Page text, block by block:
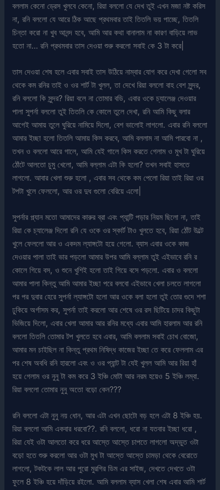
বললাম কেনো ড্রেস খুলবে কেনো, রিয়া বললো যে দেখ তুই এখন মজা নষ্ট করিস
না, রনি বললো যে আরে ঠিক আছে প্রথমবার তাই তিতলি ভয় পাচ্ছে, তিতলি
চিন্তা করো না খুব আনন্দ হবে, আমি আর কথা বানালাম না কারণ বাড়িয়ে লাভ
হতো না… রনি প্রথমবার তাস দেওয়া শুরু করলো সবাই কে 3 টা করে|
তাস দেওয়া শেষ হলে এবার সবাই তাস উঠিয়ে নাম্বার যোগ করে দেখা গেলো সব
থেকে কম রনির তাই ও ওর শার্ট টা খুলল, তা দেখে রিয়া বললো বাহ বেশ সুন্দর,
রনি বললো কি সুন্দর? রিয়া বলে না তোমার বডি, এবার ওকে চ্যালেঞ্জ দেওয়ার
পালা সুপর্না বললো তুই তিতলি কে কোলে তুলে দেখা, রনি আমি কিছু বলার
আগেই আমায় তুলে ঘুরিয়ে নামিয়ে দিলো, বেশ ভালোই লাগলো. এবার রনি বললো
আমার ইচ্ছা হলো তিতলি আমায় কিস করবে, আমি বললাম না আমি পারবো না ,
তখন ও বললো আরে গালে, আমি যেই গালে কিস করতে গেলাম ও মুখ টা ঘুরিয়ে
ঠোঁটে আলতো চুমু খেলো, আমি বল্লাম এটা কি হলো? তখন সবাই হাসতে
লাগলো. আবার খেলা শুরু হলো , এবার সব থেকে কম পেলো রিয়া তাই রিয়া ওর
টপটা খুলে ফেললো, আর ওর দুধ গুলো বেরিয়ে এলো|
সুপর্নার প্ল্যান মতো আমাদের কারুর ব্রা এবং প্যান্টি পড়ার নিয়ম ছিলো না, তাই
রিয়া কে চ্যালেঞ্জ দিলো রনি যে ওকে ওর স্কার্ট টাও খুলতে হবে, রিয়া ঠোঁট উল্টে
খুলে ফেললো আর ও একদম ল্যাঙ্গটো হয়ে গেলো. ব্যাস এবার ওকে কাজ
দেওয়ার পালা তাই ভার পড়লো আমার উপর আমি বল্লাম তুই এইভাবে রনি র
কোলে গিয়ে বস, ও শুনে খুশিই হলো তাই গিয়ে বসে পড়লো. এবার ও বললো
আমার পালা কিন্তু আমি আমার ইচ্ছা পরে বলবো এইভাবে খেলা চলতে লাগলো
পর পর দুবার হেরে সুপর্না ল্যাঙ্গটো হলো আর ওকে বলা হলো তুই তোর গুদে শশা
ঢুকিয়ে অর্গাসম কর, সুপর্না তাই করলো আর শেষে ওর রস ছিটিয়ে চাদর কিছুটা
ভিজিয়ে দিলো, এবার খেলা আমার আর রনির মধ্যে এবার আমি হারলাম আর রনি
বললো তিতলি তোমার টপ খুলতে হবে এবার, আমি বললাম সবাই চোখ বোজো,
আমার মন চাইছিল না কিন্তু প্রথম নিষিদ্ধ কাজের ইচ্ছা তে করে ফেললাম এর
পর শেষ অবধি রনি হারলো এবং ও ওর প্যান্ট টা যেই খুলল আমি আর রিয়া হাঁ
হয়ে গেলাম ওর নুনু টা কম করে 3 ইঞ্চি মোটা আর নরম হয়েও 5 ইঞ্চি লম্বা.
রিয়া বললো তোমার নুনু অতো বড়ো কেন???
রনি বললো এটা নুনু নয় ধোন, আর এটা এখন ছোটো বড় হলে এটা 8 ইঞ্চি হয়.
রিয়া বললো আমি একবার ধরবো??. রনি বললো, ধরো না যতবার ইচ্ছা ধরো ,
রিয়া যেই ওটা আলতো করে ধরে আস্তে আস্তে চাপতে লাগলো অদ্ভুত ওটা
বড়ো হতে শুরু করলো আর ওটা মুখ টা আস্তে আস্তে চামড়া থেকে বেরোতে
লাগলো, টকটকে লাল আর পুরো মুরগির ডিম এর সাইজ, দেখতে দেখতে ওটা
ফুলে 8 ইঞ্চি হয়ে দাঁড়িয়ে রইলো. আমি বললাম ব্যাস খেলা শেষ এবার আমি শার্ট